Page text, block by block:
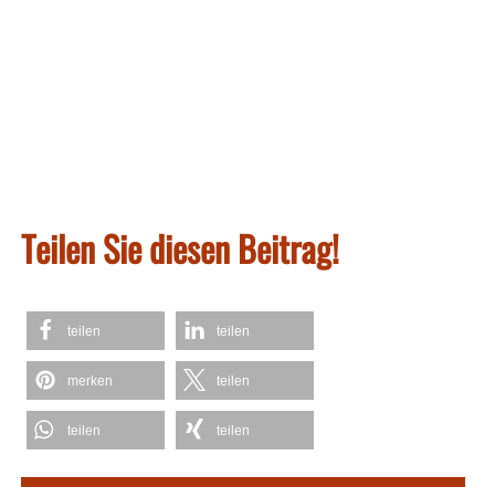
Teilen Sie diesen Beitrag!
teilen teilen
merken teilen
teilen teilen